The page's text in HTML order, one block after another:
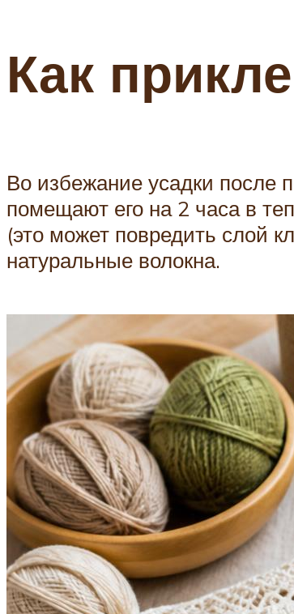
Как
Во избежание усадки после
помещают его на 2 часа в
(это может повредить слой
натуральные волокна.